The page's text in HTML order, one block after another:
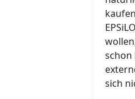
schon
sich